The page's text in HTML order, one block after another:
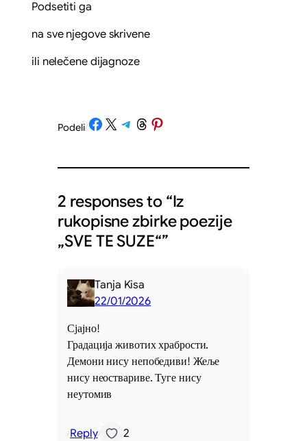
Podsetiti ga
na sve njegove skrivene
ili nelečene dijagnoze
Podeli/Share on Facebook
Share on X Share on Telegram
Share on Threads
Share on Pinterest
2 responses to “Iz
rukopisne zbirke poezije
„SVE TE SUZE“”
Tanja Kisa
22/01/2026
Сјајно!
Градација животих храбрости.
Демони нису непобедиви! Жеље
нису неоствариве. Туге нису
неутомив
/Reply/ 2